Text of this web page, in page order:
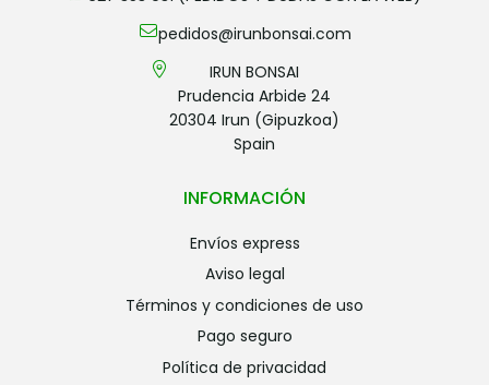
pedidos@irunbonsai.com
IRUN BONSAI
Prudencia Arbide 24
20304 Irun (Gipuzkoa)
Spain
INFORMACIÓN
envíos express
aviso legal
términos y condiciones de uso
pago seguro
política de privacidad